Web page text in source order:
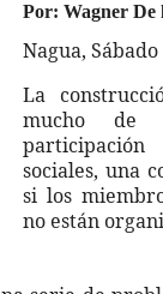
Por: Wagner De
Nagua,
La
mucho
sociales, una
si los
no están